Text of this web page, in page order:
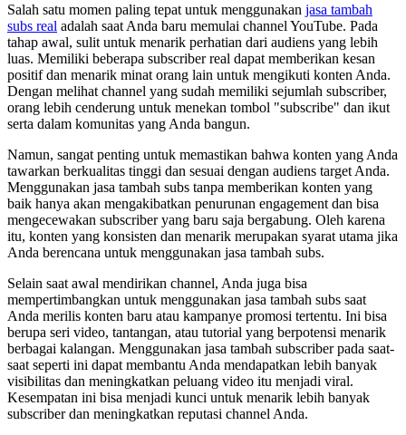
Salah satu momen paling tepat untuk menggunakan jasa tambah
subs real adalah saat Anda baru memulai channel YouTube. Pada
tahap awal, sulit untuk menarik perhatian dari audiens yang lebih
luas. Memiliki beberapa subscriber real dapat memberikan kesan
positif dan menarik minat orang lain untuk mengikuti konten Anda.
Dengan melihat channel yang sudah memiliki sejumlah subscriber,
orang lebih cenderung untuk menekan tombol "subscribe" dan ikut
serta dalam komunitas yang Anda bangun.
Namun, sangat penting untuk memastikan bahwa konten yang Anda
tawarkan berkualitas tinggi dan sesuai dengan audiens target Anda.
Menggunakan jasa tambah subs tanpa memberikan konten yang
baik hanya akan mengakibatkan penurunan engagement dan bisa
mengecewakan subscriber yang baru saja bergabung. Oleh karena
itu, konten yang konsisten dan menarik merupakan syarat utama jika
Anda berencana untuk menggunakan jasa tambah subs.
Selain saat awal mendirikan channel, Anda juga bisa
mempertimbangkan untuk menggunakan jasa tambah subs saat
Anda merilis konten baru atau kampanye promosi tertentu. Ini bisa
berupa seri video, tantangan, atau tutorial yang berpotensi menarik
berbagai kalangan. Menggunakan jasa tambah subscriber pada saat-
saat seperti ini dapat membantu Anda mendapatkan lebih banyak
visibilitas dan meningkatkan peluang video itu menjadi viral.
Kesempatan ini bisa menjadi kunci untuk menarik lebih banyak
subscriber dan meningkatkan reputasi channel Anda.